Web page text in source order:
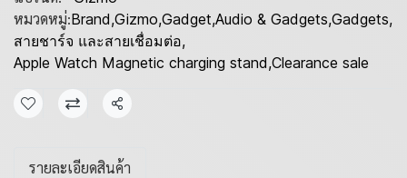
หมวดหมู่:Brand,Gizmo,Gadget,Audio & Gadgets,Gadgets,
สายชาร์จ และสายเชื่อมต่อ,
Apple Watch Magnetic charging stand,Clearance sale
แชร์
รายละเอียดสินค้า